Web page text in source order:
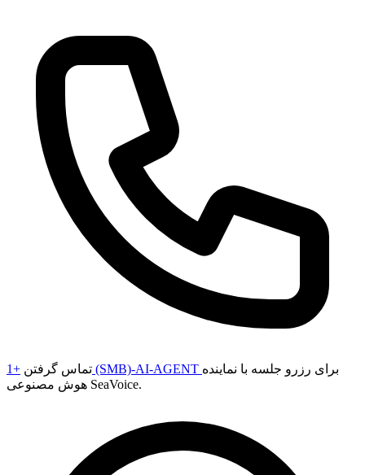
تماس گرفتن +1 (SMB)-AI-AGENT برای رزرو جلسه با نماینده
هوش مصنوعی SeaVoice.